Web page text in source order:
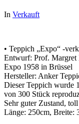
In Verkauft
• Teppich „Expo“ -
Entwurf: Prof. Margret
Expo 1958 in Brüssel
Hersteller: Anker
Dieser Teppich wurde
von 300 Stück
Sehr guter Zustand,
Länge: 250cm, Breite: